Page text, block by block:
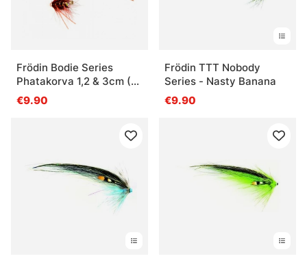
Frödin Bodie Series
Phatakorva 1,2 & 3cm (3-
pack)
€9.90
Frödin TTT Nobody
Series - Nasty Banana
€9.90